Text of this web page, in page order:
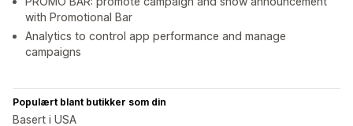
with Promotional Bar
Analytics to control app performance and manage
campaigns
Populært blant butikker som din
Basert i USA